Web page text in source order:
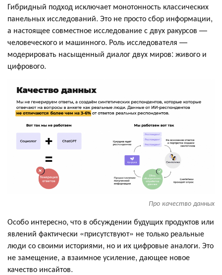
Гибридный подход исключает монотонность классических
панельных исследований. Это не просто сбор информации,
а настоящее совместное исследование с двух ракурсов —
человеческого и машинного. Роль исследователя —
модерировать насыщенный диалог двух миров: живого и
цифрового.
Про качество данных
Особо интересно, что в обсуждении будущих продуктов или
явлений фактически «присутствуют» не только реальные
люди со своими историями, но и их цифровые аналоги. Это
не замещение, а взаимное усиление, дающее новое
качество инсайтов.